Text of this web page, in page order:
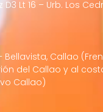
D3 Lt 16 – Urb. Los
Bellavista, Callao
del Callao y al
Callao)